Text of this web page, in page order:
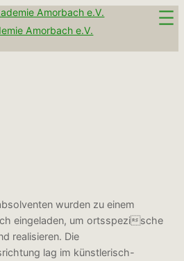
Amorbach e.V.
wurden zu einem
eingeladen, um ortsspezische
realisieren. Die
lag im künstlerisch-